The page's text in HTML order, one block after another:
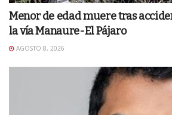
Menor de edad muere tras
la vía Manaure-El Pájaro
AGOSTO 8, 2026